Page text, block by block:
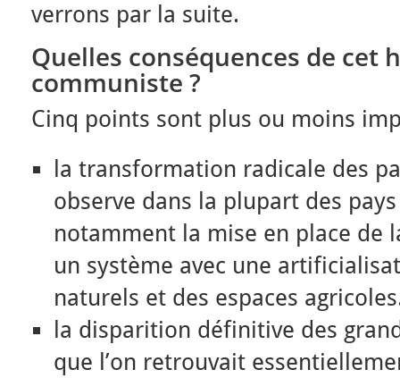
verrons par la suite.
Quelles conséquences de cet
communiste ?
Cinq points sont plus ou moins
la transformation radicale des
observe dans la plupart des
notamment la mise en place de
un système avec une
naturels et des espaces
la disparition définitive des
que l’on retrouvait